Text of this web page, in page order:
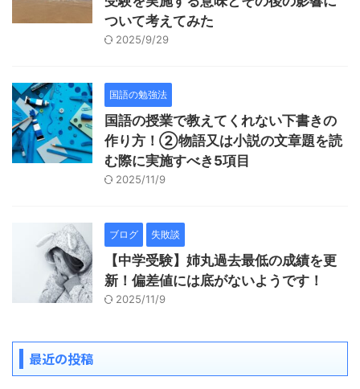
ついて考えてみた
2025/9/29
国語の勉強法
国語の授業で教えてくれない下書きの
作り方！②物語又は小説の文章題を読
む際に実施すべき5項目
2025/11/9
ブログ 失敗談
【中学受験】姉丸過去最低の成績を更
新！偏差値には底がないようです！
2025/11/9
最近の投稿